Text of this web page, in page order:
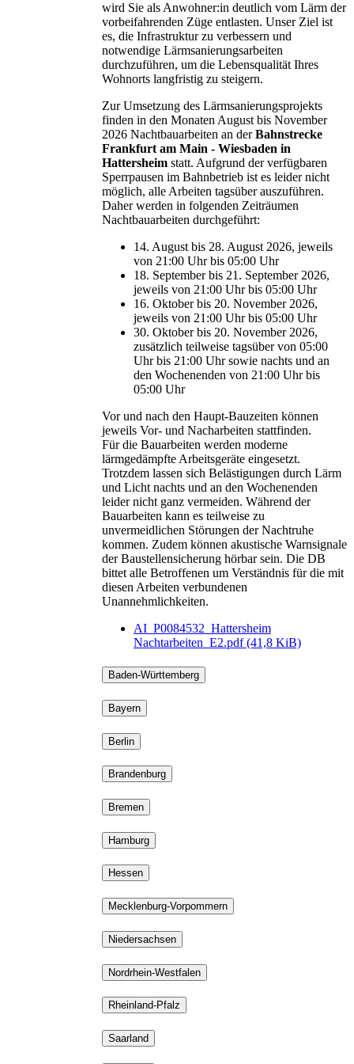
wird Sie als Anwohner:in deutlich vom Lärm der
vorbeifahrenden Züge entlasten. Unser Ziel ist
es, die Infrastruktur zu verbessern und
notwendige Lärmsanierungsarbeiten
durchzuführen, um die Lebensqualität Ihres
Wohnorts langfristig zu steigern.
Zur Umsetzung des Lärmsanierungsprojekts
finden in den Monaten August bis November
2026 Nachtbauarbeiten an derBahnstrecke
Frankfurt am Main - Wiesbaden in
Hattersheimstatt. Aufgrund der verfügbaren
Sperrpausen im Bahnbetrieb ist es leider nicht
möglich, alle Arbeiten tagsüber auszuführen.
Daher werden in folgenden Zeiträumen
Nachtbauarbeiten durchgeführt:
14. August bis 28. August 2026, jeweils
von 21:00 Uhr bis 05:00 Uhr
18. September bis 21. September 2026,
jeweils von 21:00 Uhr bis 05:00 Uhr
16. Oktober bis 20. November 2026,
jeweils von 21:00 Uhr bis 05:00 Uhr
30. Oktober bis 20. November 2026,
zusätzlich teilweise tagsüber von 05:00
Uhr bis 21:00 Uhr sowie nachts und an
den Wochenenden von 21:00 Uhr bis
05:00 Uhr
Vor und nach den Haupt-Bauzeiten können
jeweils Vor- und Nacharbeiten stattfinden.
Für die Bauarbeiten werden moderne
lärmgedämpfte Arbeitsgeräte eingesetzt.
Trotzdem lassen sich Belästigungen durch Lärm
und Licht nachts und an den Wochenenden
leider nicht ganz vermeiden. Während der
Bauarbeiten kann es teilweise zu
unvermeidlichen Störungen der Nachtruhe
kommen. Zudem können akustische Warnsignale
der Baustellensicherung hörbar sein. Die DB
bittet alle Betroffenen um Verständnis für die mit
diesen Arbeiten verbundenen
Unannehmlichkeiten.
AI_P0084532_Hattersheim
Nachtarbeiten_E2.pdf(41,8 KiB)
Baden-Württemberg
Bayern
Berlin
Brandenburg
Bremen
Hamburg
Hessen
Mecklenburg-Vorpommern
Niedersachsen
Nordrhein-Westfalen
Rheinland-Pfalz
Saarland